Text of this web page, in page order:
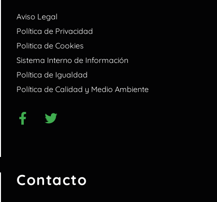
Aviso Legal
Política de Privacidad
Politica de Cookies
Sistema Interno de Información
Política de Igualdad
Política de Calidad y Medio Ambiente
Contacto